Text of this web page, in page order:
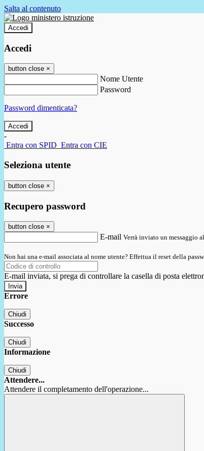
Salta al contenuto
Accedi
Accedi
button close ×
Nome Utente
Password
Password dimenticata?
-
Entra con SPID Entra con CIE
Seleziona utente
button close ×
Recupero password
button close ×
E-mail Verrà inviato un messaggio
Non hai una e-mail associata al nome utente? Effettua il reset della
E-mail inviata, si prega di controllare la casella di posta
Errore
Chiudi
Successo
Chiudi
Informazione
Chiudi
Attendere...
Attendere il completamento dell'operazione...